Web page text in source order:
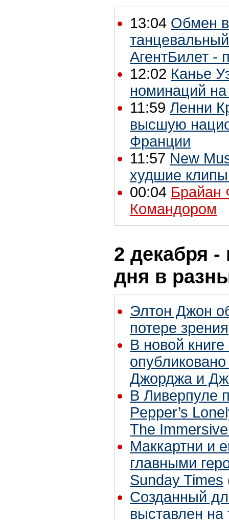
13:04 Обмен
АгентБилет -
12:02 Канье
номинаций
11:59 Ленни
высшую
Франции
11:57 New
худшие
00:04 Брайан
Командором
2 декабря -
дня в
Элтон Джон
потере зрения
В новой
Джорджа и
В Ливерпуле
Pepper’s
The
Маккартни и
главными
Sunday Times
Созданный
выставлен на